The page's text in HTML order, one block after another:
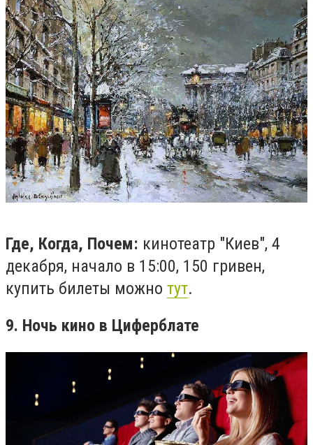
Где, Когда, Почем: кинотеатр "Киев", 4
декабря, начало в 15:00, 150 гривен,
купить билеты можно тут.
9. Ночь кино в Циферблате